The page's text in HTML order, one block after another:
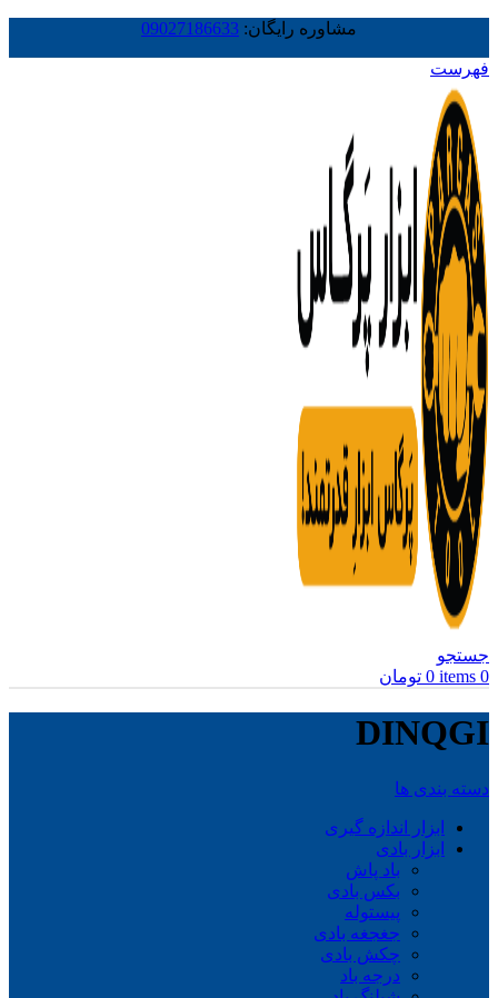
مشاوره رایگان: 09027186633
فهرست
جستجو
0
items
0 تومان
DINQGI
دسته بندی ها
ابزار اندازه گیری
ابزار بادی
باد پاش
بکس بادی
پیستوله
جغجغه بادی
چکش بادی
درجه باد